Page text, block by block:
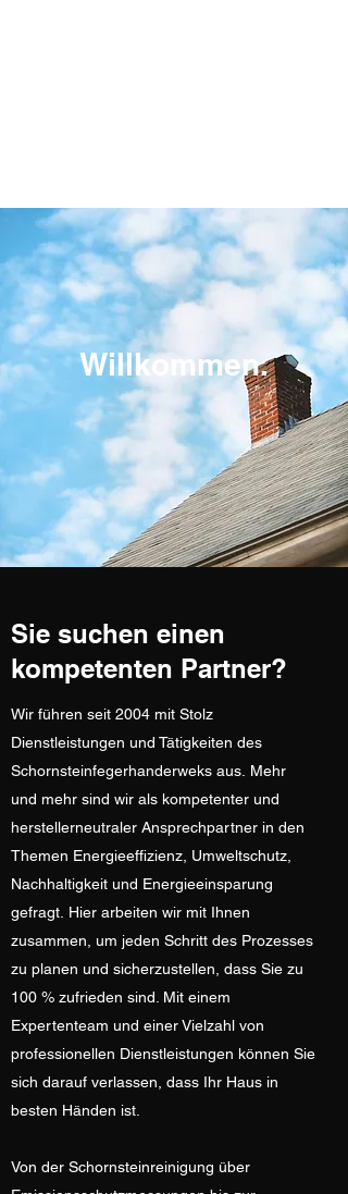
Willkommen.
Sie suchen einen
kompetenten Partner?
Wir führen seit 2004 mit Stolz
Dienstleistungen und Tätigkeiten des
Schornsteinfegerhanderweks aus. Mehr
und mehr sind wir als kompetenter und
herstellerneutraler Ansprechpartner in den
Themen Energieeffizienz, Umweltschutz,
Nachhaltigkeit und Energieeinsparung
gefragt. Hier arbeiten wir mit Ihnen
zusammen, um jeden Schritt des Prozesses
zu planen und sicherzustellen, dass Sie zu
100 % zufrieden sind. Mit einem
Expertenteam und einer Vielzahl von
professionellen Dienstleistungen können Sie
sich darauf verlassen, dass Ihr Haus in
besten Händen ist.
Von der Schornsteinreinigung über